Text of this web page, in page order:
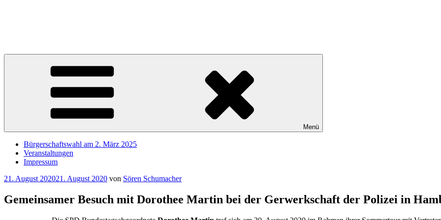
Menü
Bürgerschaftswahl am 2. März 2025
Veranstaltungen
Impressum
Veröffentlicht
21. August 202021. August 2020 von Sören Schumacher
Gemeinsamer Besuch mit Dorothee Martin bei der Gerwerkschaft der Polizei in